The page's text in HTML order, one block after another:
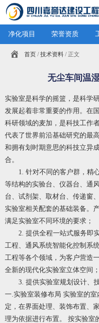
净化项目 荣誉资质
首页 /技术资料 / 正文
无尘车间温
实验室是科学的摇篮，是科学
发展起着非常重要的作用。在
科研领域的麦加，是科技工作
代表了世界前沿基础研究的最
和拥有划时期意思的科技立异
合。
1. 针对不同的客户群，精心
等结构的实验台、仪器台、通
台、试剂架、取材台、传递窗
实验室相关配套的基础装备。
满足实验室不同环境的要求；
2. 提供全程一站式服务即实
工程、通风系统智能化控制系
工程等各个领域，为客户营造
全新的现代化实验室立体空间；
3. 提供实验室规划设计、技
一.实验室装修布局 实验室的
定，在界面处理、装饰布置、
理为依据进行布置。 按实验室